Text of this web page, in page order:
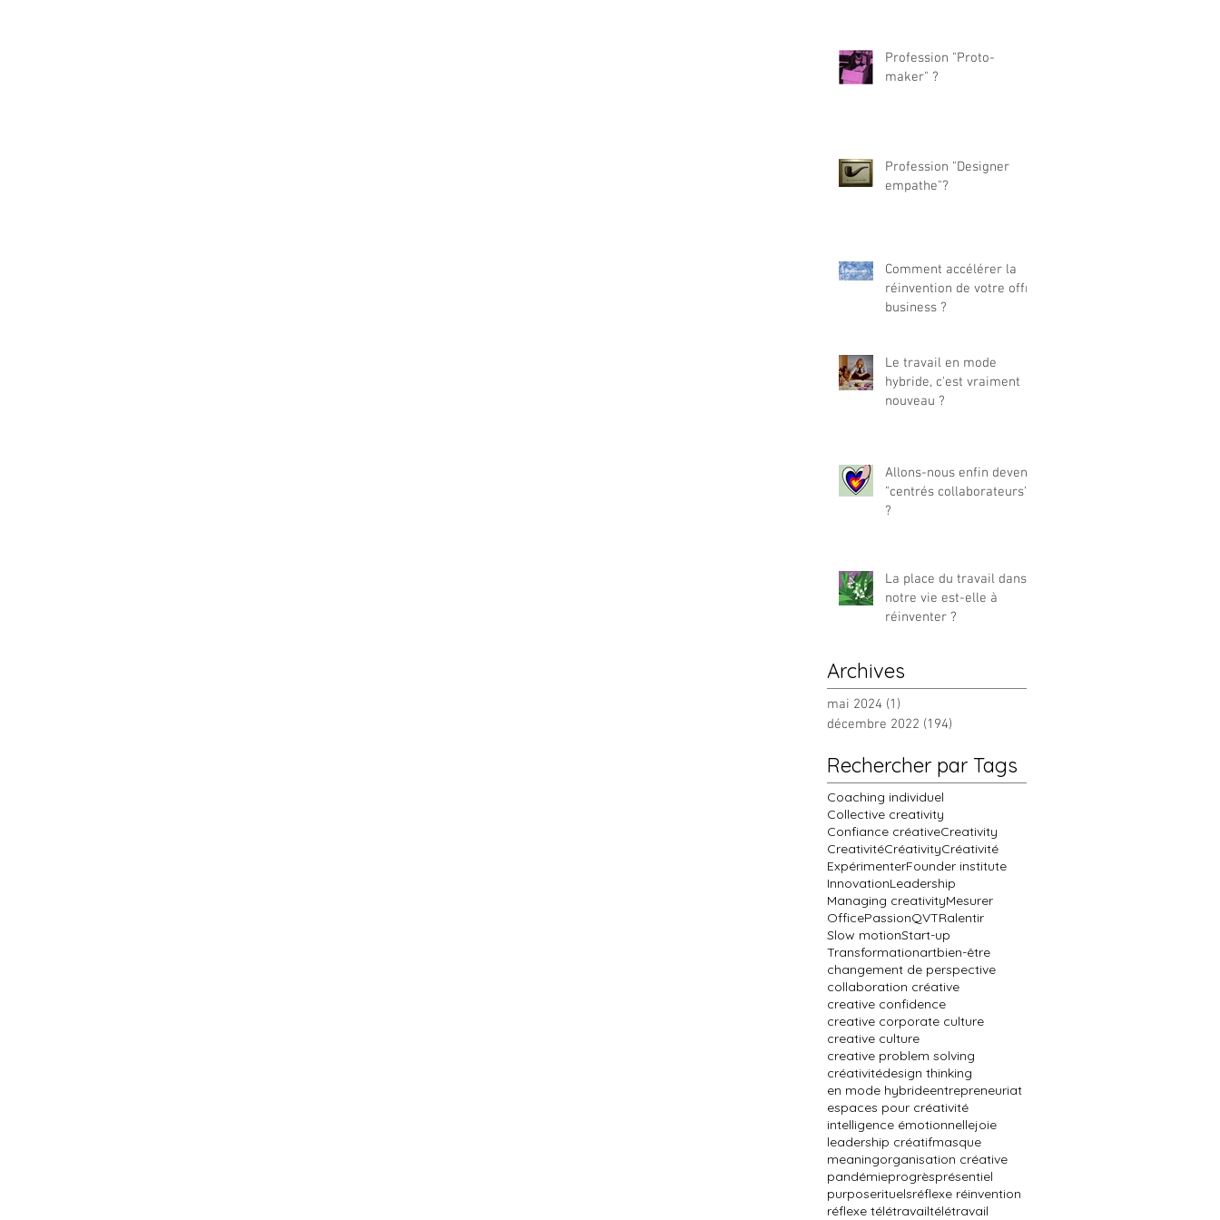
Profession "Proto-
maker" ?
Profession "Designer
empathe"?
Comment accélérer la
réinvention de votre offre
business ?
Le travail en mode
hybride, c'est vraiment
nouveau ?
Allons-nous enfin devenir
"centrés collaborateurs"
?
La place du travail dans
notre vie est-elle à
réinventer ?
Archives
mai 2024 (1)
décembre 2022 (194)
Rechercher par Tags
Coaching individuel
Collective creativity
Confiance créativeCreativity
CreativitéCréativityCréativité
ExpérimenterFounder institute
InnovationLeadership
Managing creativityMesurer
OfficePassionQVTRalentir
Slow motionStart-up
Transformationartbien-être
changement de perspective
collaboration créative
creative confidence
creative corporate culture
creative culture
creative problem solving
créativitédesign thinking
en mode hybrideentrepreneuriat
espaces pour créativité
intelligence émotionnellejoie
leadership créatifmasque
meaningorganisation créative
pandémieprogrèsprésentiel
purposerituelsréflexe réinvention
réflexe télétravailtélétravail